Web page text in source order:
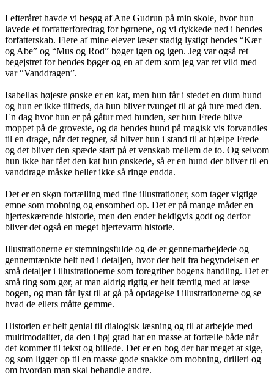
I efteråret havde vi besøg af Ane Gudrun på min skole, hvor hun
lavede et forfatterforedrag for børnene, og vi dykkede ned i hendes
forfatterskab. Flere af mine elever læser stadig lystigt hendes “Kær
og Abe” og “Mus og Rod” bøger igen og igen. Jeg var også ret
begejstret for hendes bøger og en af dem som jeg var ret vild med
var “Vanddragen”.
Isabellas højeste ønske er en kat, men hun får i stedet en dum hund
og hun er ikke tilfreds, da hun bliver tvunget til at gå ture med den.
En dag hvor hun er på gåtur med hunden, ser hun Frede blive
moppet på de groveste, og da hendes hund på magisk vis forvandles
til en drage, når det regner, så bliver hun i stand til at hjælpe Frede
og det bliver den spæde start på et venskab mellem de to. Og selvom
hun ikke har fået den kat hun ønskede, så er en hund der bliver til en
vanddrage måske heller ikke så ringe endda.
Det er en skøn fortælling med fine illustrationer, som tager vigtige
emne som mobning og ensomhed op. Det er på mange måder en
hjerteskærende historie, men den ender heldigvis godt og derfor
bliver det også en meget hjertevarm historie.
Illustrationerne er stemningsfulde og de er gennemarbejdede og
gennemtænkte helt ned i detaljen, hvor der helt fra begyndelsen er
små detaljer i illustrationerne som foregriber bogens handling. Det er
små ting som gør, at man aldrig rigtig er helt færdig med at læse
bogen, og man får lyst til at gå på opdagelse i illustrationerne og se
hvad de ellers måtte gemme.
Historien er helt genial til dialogisk læsning og til at arbejde med
multimodalitet, da den i høj grad har en masse at fortælle både når
det kommer til tekst og billede. Det er en bog der har meget at sige,
og som ligger op til en masse gode snakke om mobning, drilleri og
om hvordan man skal behandle andre.